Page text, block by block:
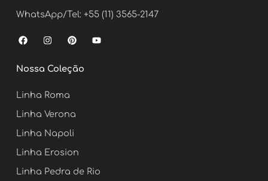
WhatsApp/Tel: +55 (11) 3565-2147
F
a
e
b
o
k
I
n
t
a
r
a
m
P
i
t
e
Y
o
Nossa Coleção
Linha Roma
Linha Verona
Linha Napoli
Linha Erosion
Linha Pedra de Rio